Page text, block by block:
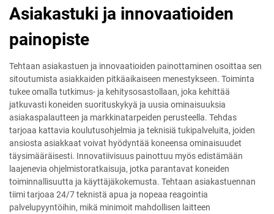
Asiakastuki ja innovaatioiden
painopiste
Tehtaan asiakastuen ja innovaatioiden painottaminen osoittaa sen
sitoutumista asiakkaiden pitkäaikaiseen menestykseen. Toiminta
tukee omalla tutkimus- ja kehitysosastollaan, joka kehittää
jatkuvasti koneiden suorituskykyä ja uusia ominaisuuksia
asiakaspalautteen ja markkinatarpeiden perusteella. Tehdas
tarjoaa kattavia koulutusohjelmia ja teknisiä tukipalveluita, joiden
ansiosta asiakkaat voivat hyödyntää koneensa ominaisuudet
täysimääräisesti. Innovatiivisuus painottuu myös edistämään
laajenevia ohjelmistoratkaisuja, jotka parantavat koneiden
toiminnallisuutta ja käyttäjäkokemusta. Tehtaan asiakastuennan
tiimi tarjoaa 24/7 teknistä apua ja nopeaa reagointia
palvelupyyntöihin, mikä minimoit mahdollisen laitteen